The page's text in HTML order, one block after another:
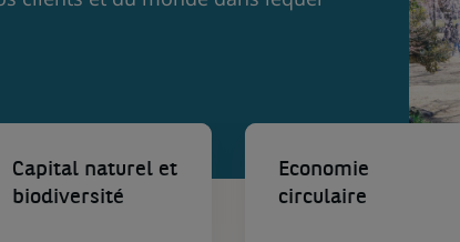
Capital naturel et
biodiversité
Economie
circulaire